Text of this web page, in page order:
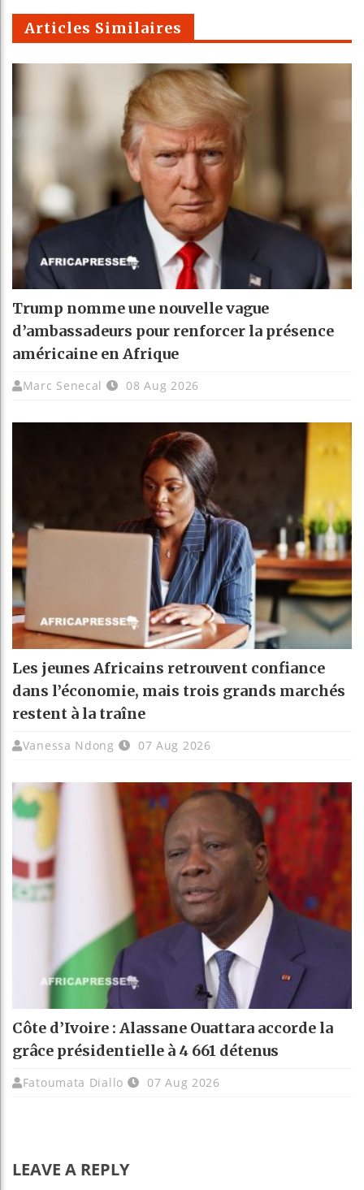
m
Articles Similaires
Trump nomme une nouvelle vague
d’ambassadeurs pour renforcer la présence
américaine en Afrique
Marc Senecal 08 Aug 2026
Les jeunes Africains retrouvent confiance
dans l’économie, mais trois grands marchés
restent à la traîne
Vanessa Ndong 07 Aug 2026
Côte d’Ivoire : Alassane Ouattara accorde la
grâce présidentielle à 4 661 détenus
Fatoumata Diallo 07 Aug 2026
LEAVE A REPLY